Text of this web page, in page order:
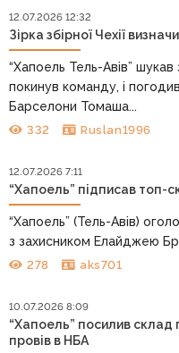
12.07.2026 12:32
Зірка збірної Чехії
“Хапоель Тель-Авів”
покинув команду, і
Барселони Томаша...
332 Ruslan1996
12.07.2026 7:11
“Хапоель” підписав топ-
“Хапоель” (Тель-Авів)
з захисником Елайджею
278 aks701
10.07.2026 8:09
“Хапоель” посилив склад
провів в НБА